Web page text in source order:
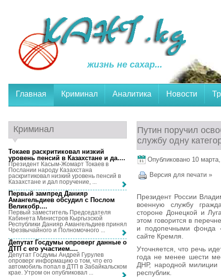
жизнь не сахар...
Главная Криминал Аналитика Новости
Путин поручил
службу одну
Опубликовано 10
Версия для печати »
Президент России
военную службу
стороне Донецкой и
этом говорится в
и подопечными фонда
сайте Кремля.
Уточняется, что речь
года не менее шести
ДНР, народной милиции
республик.
Криминал
Токаев раскритиковал низкий
уровень пенсий в Казахстане и да....
Президент Касым-Жомарт Токаев в
Послании народу Казахстана
раскритиковал низкий уровень пенсий в
Казахстане и дал поручение, ...
Первый зампред Данияр
Амангельдиев обсудил с Послом
Великобр....
Первый заместитель Председателя
Кабинета Министров Кыргызской
Республики Данияр Амангельдиев принял
Чрезвычайного и Полномочного ...
Депутат Госдумы опроверг данные о
ДТП с его участием....
Депутат Госдумы Андрей Гурулев
опроверг информацию о том, что его
автомобиль попал в ДТП в Забайкальском
крае. Утром он опубликовал ...